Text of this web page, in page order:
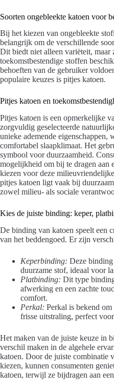
Soorten ongebleekte katoen voor
Bij het kiezen van ongebleekte
belangrijk om de verschillende
Dit biedt niet alleen variëteit, maar
toekomstbestendige stoffen
behoeften van de gebruiker
populaire keuzes is pitjes katoen.
Pitjes katoen en
Pitjes katoen is een opmerkelijke
zorgvuldig geselecteerde
unieke ademende eigenschappen,
comfortabel slaapklimaat. Het
symbool voor duurzaamheid.
mogelijkheid om bij te dragen aan
kiezen voor deze
pitjes katoen ligt vaak bij
zowel milieu- als sociale
Kies de juiste binding: keper,
De binding van katoen speelt een
van het beddengoed. Er zijn
Keperbinding: Deze
duurzame stof, ideaal voor
Platbinding: Dit type
afwerking en een zachte
comfort.
Perkal: Perkal is bekend
frisse uitstraling, perfect
Het maken van de juiste keuze in
verschil maken in de algehele
katoen. Door de juiste combinatie
kiezen, kunnen consumenten
katoen, terwijl ze bijdragen aan